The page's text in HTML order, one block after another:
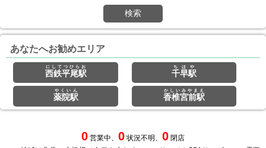
検索
あなたへお勧めエリア
西鉄平尾駅
にしてつひらお
千早駅
ちはや
薬院駅
やくいん
香椎宮前駅
かしいみやまえ
0 営業中、 0 状況不明、 0 閉店